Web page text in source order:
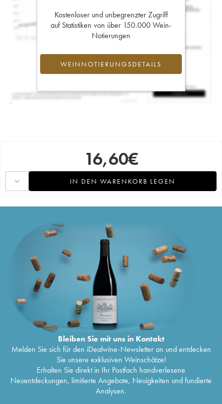
Kostenloser und unbegrenzter Zugriff
auf Statistiken von über 150.000 Wein-
Notierungen
WEINNOTIERUNGSDETAILS
16,60€
IN DEN WARENKORB LEGEN
Bleiben Sie mit uns in Kontakt
Melden Sie sich für den iDealwine-Newsletter an und entdecken
Sie unsere exklusiven Weinschätze!
Erhalten Sie direkt in Ihr Postfach handverlesene
Neuentdeckungen, limitierte Angebote, Neuigkeiten und fundierte
Analysen.